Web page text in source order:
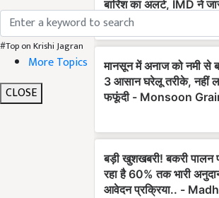
#Top on Krishi Jagran
More Topics
CLOSE